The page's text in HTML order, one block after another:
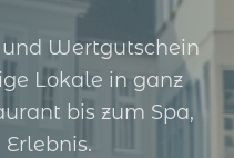
Wertgutschein
Lokale in ganz
bis zum Spa,